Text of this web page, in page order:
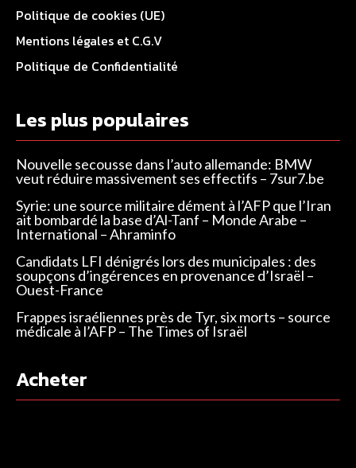
Politique de cookies (UE)
Mentions légales et C.G.V
Politique de Confidentialité
Les plus populaires
Nouvelle secousse dans l’auto allemande: BMW
veut réduire massivement ses effectifs – 7sur7.be
Syrie: une source militaire dément à l’AFP que l’Iran
ait bombardé la base d’Al-Tanf – Monde Arabe –
International – Ahraminfo
Candidats LFI dénigrés lors des municipales : des
soupçons d’ingérences en provenance d’Israël –
Ouest-France
Frappes israéliennes près de Tyr, six morts – source
médicale à l’AFP – The Times of Israël
Acheter